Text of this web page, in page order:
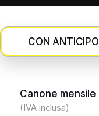
CON ANTICIPO
Canone mensile
(IVA inclusa)